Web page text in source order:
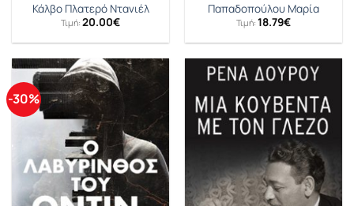
Κάλβο Πλατερό Ντανιέλ
Τιμή: 20.00€
Παπαδοπούλου Μαρία
Τιμή: 18.79€
-30%